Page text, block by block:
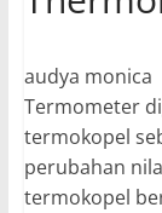
audya monica
Termometer
termokopel
perubahan
termokopel